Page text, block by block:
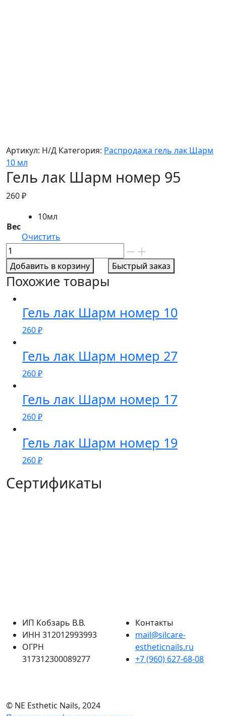
Артикул: Н/Д Категория: Распродажа гель лак Шарм
10 мл
Гель лак Шарм номер 95
260₽
Вес
10мл
Очистить
Количество
товара
Гель
лак
Шарм
номер
Добавить в корзину Быстрый заказ
Похожие товары
Гель лак Шарм номер 10
260₽
Гель лак Шарм номер 27
260₽
Гель лак Шарм номер 17
260₽
Гель лак Шарм номер 19
260₽
Сертификаты
ИП Кобзарь В.В.
ИНН 312012993993
ОГРН
317312300089277
Контакты
mail@silcare-
estheticnails.ru
+7 (960) 627-68-08
© NE Esthetic Nails, 2024